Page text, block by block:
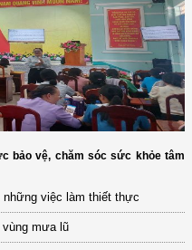
bảo vệ, chăm sóc sức khỏe tâm
việc làm thiết thực
mưa lũ